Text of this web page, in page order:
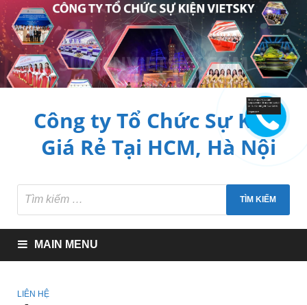
Công ty Tổ Chức Sự Kiện
Giá Rẻ Tại HCM, Hà Nội
MAIN MENU
LIÊN HỆ